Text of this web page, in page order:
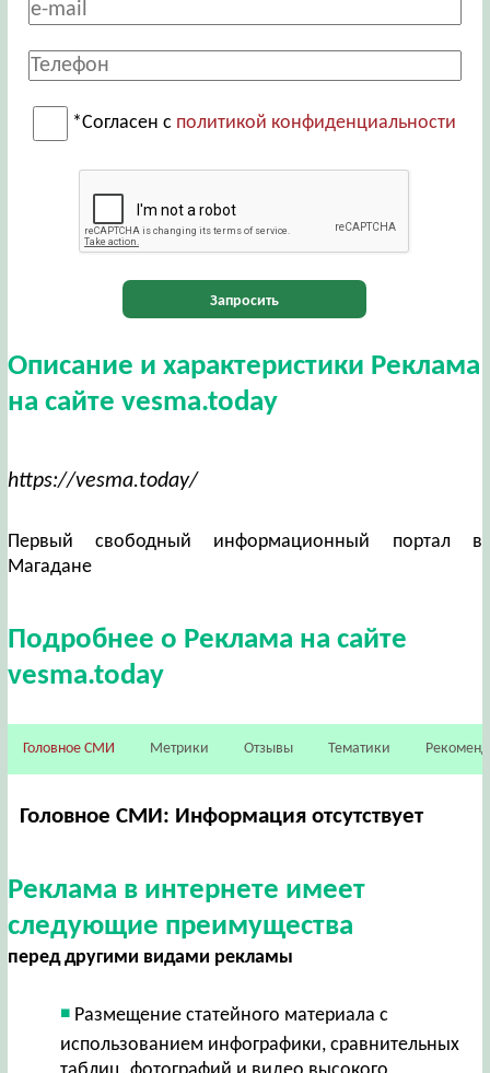
*Согласен с политикой конфиденциальности
Запросить
Описание и характеристики Реклама
на сайте vesma.today
https://vesma.today/
Первый свободный информационный портал в
Магадане
Подробнее о Реклама на сайте
vesma.today
Головное СМИ Метрики Отзывы Тематики
Головное СМИ: Информация отсутствует
Реклама в интернете имеет
следующие преимущества
перед другими видами рекламы
Размещение статейного материала с
использованием инфографики, сравнительных